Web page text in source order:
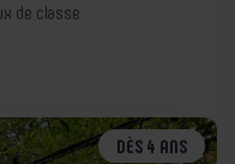
de classe
DÈS 4 ANS